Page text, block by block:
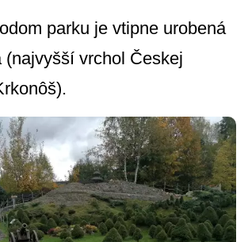
parku je vtipne urobená
(najvyšší vrchol Českej